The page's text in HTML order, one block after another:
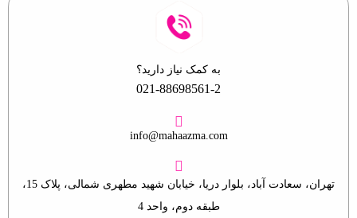
به کمک نیاز دارید؟
021-88698561-2
info@mahaazma.com
تهران، سعادت آباد، بلوار دریا، خیابان شهید مطهری شمالی، پلاک 15،
طبقه دوم، واحد 4